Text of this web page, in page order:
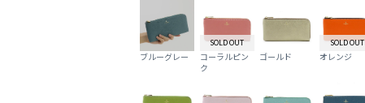
ブルーグレー
SOLD OUT
コーラルピン
ク
ゴールド
SOLD OUT
オレンジ